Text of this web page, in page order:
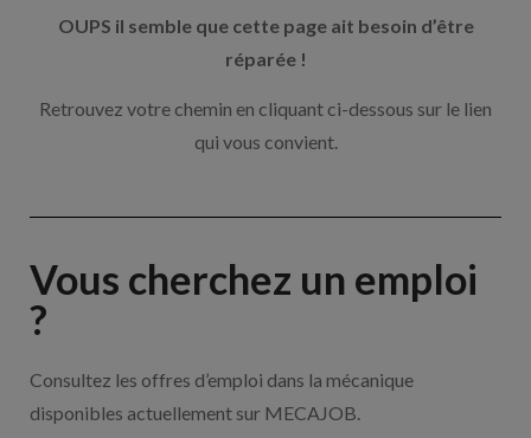
OUPS il semble que cette page ait besoin d’être
réparée !
Retrouvez votre chemin en cliquant ci-dessous sur le lien
qui vous convient.
Vous cherchez un emploi
?
Consultez les offres d’emploi dans la mécanique
disponibles actuellement sur MECAJOB.